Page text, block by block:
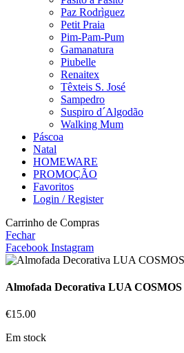
Paz Rodrìguez
Petit Praia
Pim-Pam-Pum
Gamanatura
Piubelle
Renaitex
Têxteis S. José
Sampedro
Suspiro d´Algodão
Walking Mum
Páscoa
Natal
HOMEWARE
PROMOÇÃO
Favoritos
Login / Register
Carrinho de Compras
Fechar
Facebook Instagram
Almofada Decorativa LUA
€15.00
Em stock